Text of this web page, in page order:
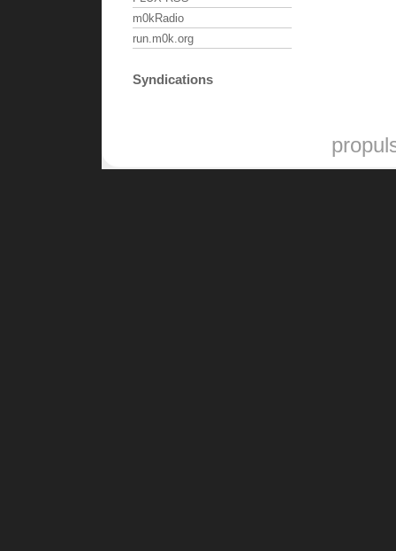
m0kRadio
run.m0k.org
Syndications